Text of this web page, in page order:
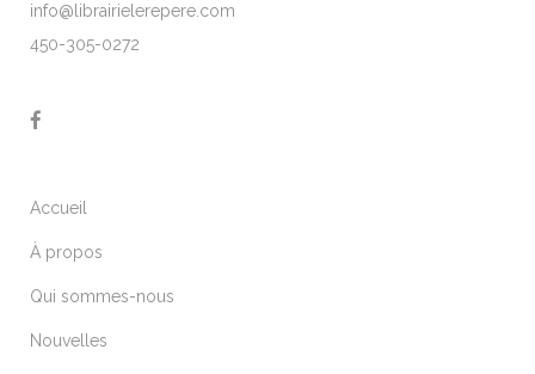
info@librairielerepere.com
450-305-0272
Accueil
À propos
Qui sommes-nous
Nouvelles